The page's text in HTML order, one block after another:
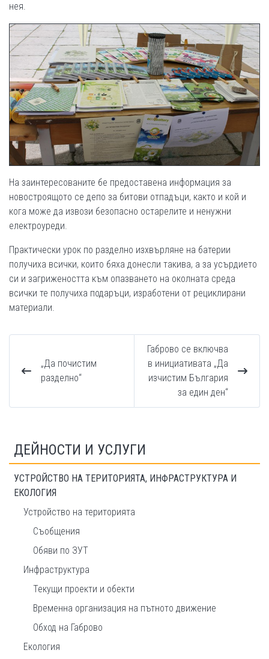
нея.
На заинтересованите бе предоставена информация за
новостроящото се депо за битови отпадъци, както и кой и
кога може да извози безопасно остарелите и ненужни
електроуреди.
Практически урок по разделно изхвърляне на батерии
получиха всички, които бяха донесли такива, а за усърдието
си и загрижеността към опазването на околната среда
всички те получиха подаръци, изработени от рециклирани
материали.
„Да почистим
разделно“
Габрово се включва
в инициативата „Да
изчистим България
за един ден“
ДЕЙНОСТИ И УСЛУГИ
УСТРОЙСТВО НА ТЕРИТОРИЯТА, ИНФРАСТРУКТУРА И
ЕКОЛОГИЯ
Устройство на територията
Съобщения
Обяви по ЗУТ
Инфраструктура
Текущи проекти и обекти
Временна организация на пътното движение
Обход на Габрово
Екология